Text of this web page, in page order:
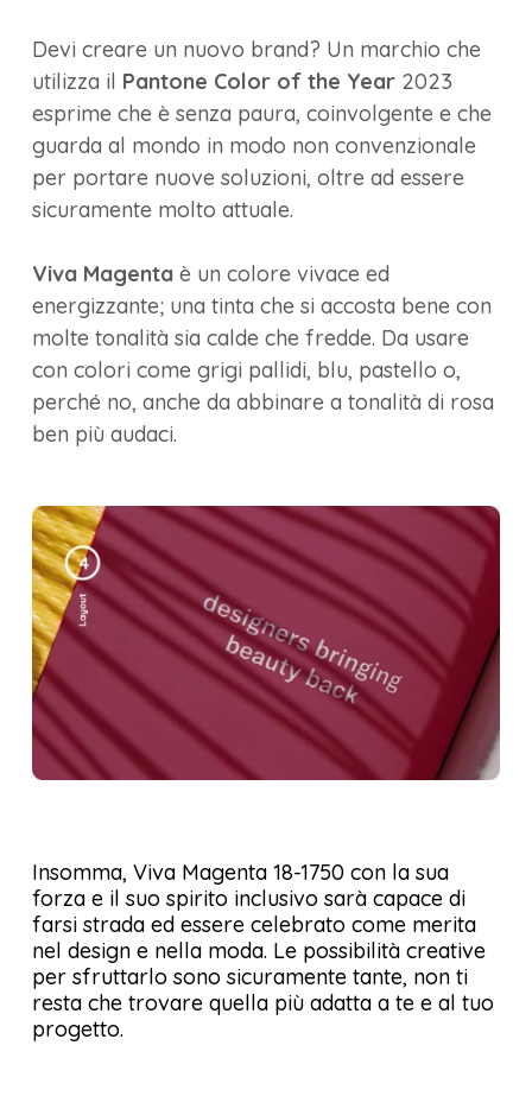
Devi creare un nuovo brand? Un marchio che
utilizza il Pantone Color of the Year 2023
esprime che è senza paura, coinvolgente e che
guarda al mondo in modo non convenzionale
per portare nuove soluzioni, oltre ad essere
sicuramente molto attuale.
Viva Magenta è un colore vivace ed
energizzante; una tinta che si accosta bene con
molte tonalità sia calde che fredde. Da usare
con colori come grigi pallidi, blu, pastello o,
perché no, anche da abbinare a tonalità di rosa
ben più audaci.
Insomma, Viva Magenta 18-1750 con la sua
forza e il suo spirito inclusivo sarà capace di
farsi strada ed essere celebrato come merita
nel design e nella moda. Le possibilità creative
per sfruttarlo sono sicuramente tante, non ti
resta che trovare quella più adatta a te e al tuo
progetto.